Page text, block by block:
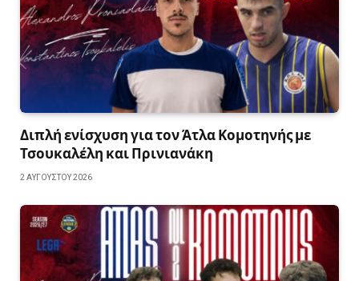
Διπλή ενίσχυση για τον Άτλα Κομοτηνής με
Τσουκαλέλη και Πρινιανάκη
2 ΑΥΓΟΎΣΤΟΥ 2026